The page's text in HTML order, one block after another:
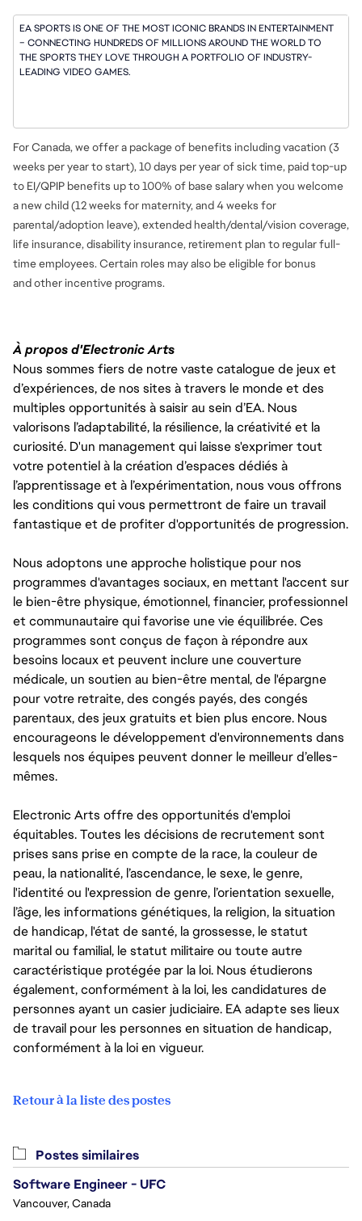
EA SPORTS IS ONE OF THE MOST ICONIC BRANDS IN ENTERTAINMENT
– CONNECTING HUNDREDS OF MILLIONS AROUND THE WORLD TO
THE SPORTS THEY LOVE THROUGH A PORTFOLIO OF INDUSTRY-
LEADING VIDEO GAMES.
ANIMATION. OUR VISION OF THE FUTURE IS ONE WHERE VIDEO-
GAMES CHARACTERS NOT ONLY LOOK BELIEVABLE, BUT MOVE
CONVINCINGLY, AS WELL. OUR TECHNOLOGY IS SHARED ACROSS
MULTIPLE GAMES IN EA INCLUDING FC, MADDEN, NHL, SKATE,
BATTLEFRONT, DRAGON AGE AND MORE. YOU ARE, LIKE US,
PASSIONATE ABOUT BUILDING AMAZING TOOLS IN A
COLLABORATIVE ENVIRONMENT WITH A TEAM OF VETERAN
DEVELOPERS.
WE’RE LOOKING FOR A SOFTWARE ENGINEER CO-OP (A-TEAM) TO
OPTIONS. YOU MAY BE ELIGIBLE FOR COURSE CREDIT DEPENDING
ON YOUR INSTITUTION.
WE HAVE TWO PATHS AVAILABLE: WEBAPP DEVELOPMENT &
ANIMATION RUNTIME DEVELOPMENT. IF YOU’RE INTERESTED AND
FEEL YOU HAVE THE SKILLS IN ONE OR BOTH OF THESE AREAS,
PLEASE APPLY.
FOR WEBAPP DEVELOPMENT:
RESPONSIBILITIES:
YOU WILL REPORT TO TECHNICAL LEADS AND SMES TO
LEAD THE DEVELOPMENT OF WEB-BASED TOOLS, NEW
PARTNER WITH UX DESIGNERS TO BUILD ENGAGING,
INTUITIVE WEB TOOLS THAT EMPOWER ARTISTS AND
DESIGNERS.
YOU WILL SHAPE THE FUTURE OF WEB TOOLS AND
WORKFLOWS USED IN ANIMATION AND GAMING.
YOU WILL COLLABORATE WITH MULTIPLE TEAMS TO FIND
HIGH-QUALITY, MODERN SOLUTIONS.
QUALIFICATIONS:
YOU HAVE A WORKING KNOWLEDGE OF FRONT-END WEB
TECHNOLOGY (JAVASCRIPT, TYPESCRIPT, WEB
COMPONENTS, CSS, HTML - THREE.JS WOULD BE A BONUS).
EXPERIENCE WITH BACKEND TECHNOLOGIES (.NET,
YOU HAVE EXPERIENCE IN OBJECT-ORIENTED DESIGN AND
IMPLEMENTATION.
YOU HAVE EXPERIENCE WITH UI AND DATA MANAGEMENT
EXPERIENCE WITH SERVER-SIDE SOFTWARE .
FOR ANIMATION RUNTIME DEVELOPMENT:
RESPONSIBILITIES:
WORK ON INNOVATIVE SELF-DIRECTED PROJECTS TO
BRING NEXT-GEN CHARACTERS TO LIFE.
ADVANCE RESEARCH IN REAL PLAYER MOTION, EA’S
INDUSTRY LEADING MOTION MATCHING SOLUTION.
DEVELOP NOVEL SOLUTIONS IN PROCEDURAL ANIMATION
SYSTEMS SUCH AS FOOTPLANTING, SLOPE ADJUSTMENT,
STRIDE RETARGETING, AND MOTION GRAPH BASED
ANIMATION MANIPULATION
ANIMATION BEHAVIORS.
COLLABORATE WITH EXPERTS IN MACHINE LEARNING AND
FEATURES INTO THE RUNTIME ENVIRONMENT.
WORK DIRECTLY WITH GAME TEAMS TO SOLVE PROBLEMS,
For Canada, we offer a package of benefits including vacation (3
weeks per year to start), 10 days per year of sick time, paid top-up
to EI/QPIP benefits up to 100% of base salary when you welcome
a new child (12 weeks for maternity, and 4 weeks for
parental/adoption leave), extended health/dental/vision coverage,
life insurance, disability insurance, retirement plan to regular full-
time employees. Certain roles may also be eligible for bonus
andother incentive programs.
À propos d'Electronic Arts
Nous sommes fiers de notre vaste catalogue de jeux et
d’expériences, de nos sites à travers le monde et des
multiples opportunités à saisir au sein d’EA. Nous
valorisons l’adaptabilité, la résilience, la créativité et la
curiosité. D'un management qui laisse s'exprimer tout
votre potentiel à la création d’espaces dédiés à
l’apprentissage et à l’expérimentation, nous vous offrons
les conditions qui vous permettront de faire un travail
fantastique et de profiter d'opportunités de progression.
Nous adoptons une approche holistique pour nos
programmes d'avantages sociaux, en mettant l'accent sur
le bien-être physique, émotionnel, financier, professionnel
et communautaire qui favorise une vie équilibrée. Ces
programmes sont conçus de façon à répondre aux
besoins locaux et peuvent inclure une couverture
médicale, un soutien au bien-être mental, de l'épargne
pour votre retraite, des congés payés, des congés
parentaux, des jeux gratuits et bien plus encore. Nous
encourageons le développement d'environnements dans
lesquels nos équipes peuvent donner le meilleur d’elles-
mêmes.
Electronic Arts offre des opportunités d'emploi
équitables. Toutes les décisions de recrutement sont
prises sans prise en compte de la race, la couleur de
peau, la nationalité, l’ascendance, le sexe, le genre,
l'identité ou l'expression de genre, l’orientation sexuelle,
l’âge, les informations génétiques, la religion, la situation
de handicap, l'état de santé, la grossesse, le statut
marital ou familial, le statut militaire ou toute autre
caractéristique protégée par la loi. Nous étudierons
également, conformément à la loi, les candidatures de
personnes ayant un casier judiciaire. EA adapte ses lieux
de travail pour les personnes en situation de handicap,
conformément à la loi en vigueur.
Retour à la liste des postes
Postes similaires
Software Engineer - UFC
Vancouver, Canada